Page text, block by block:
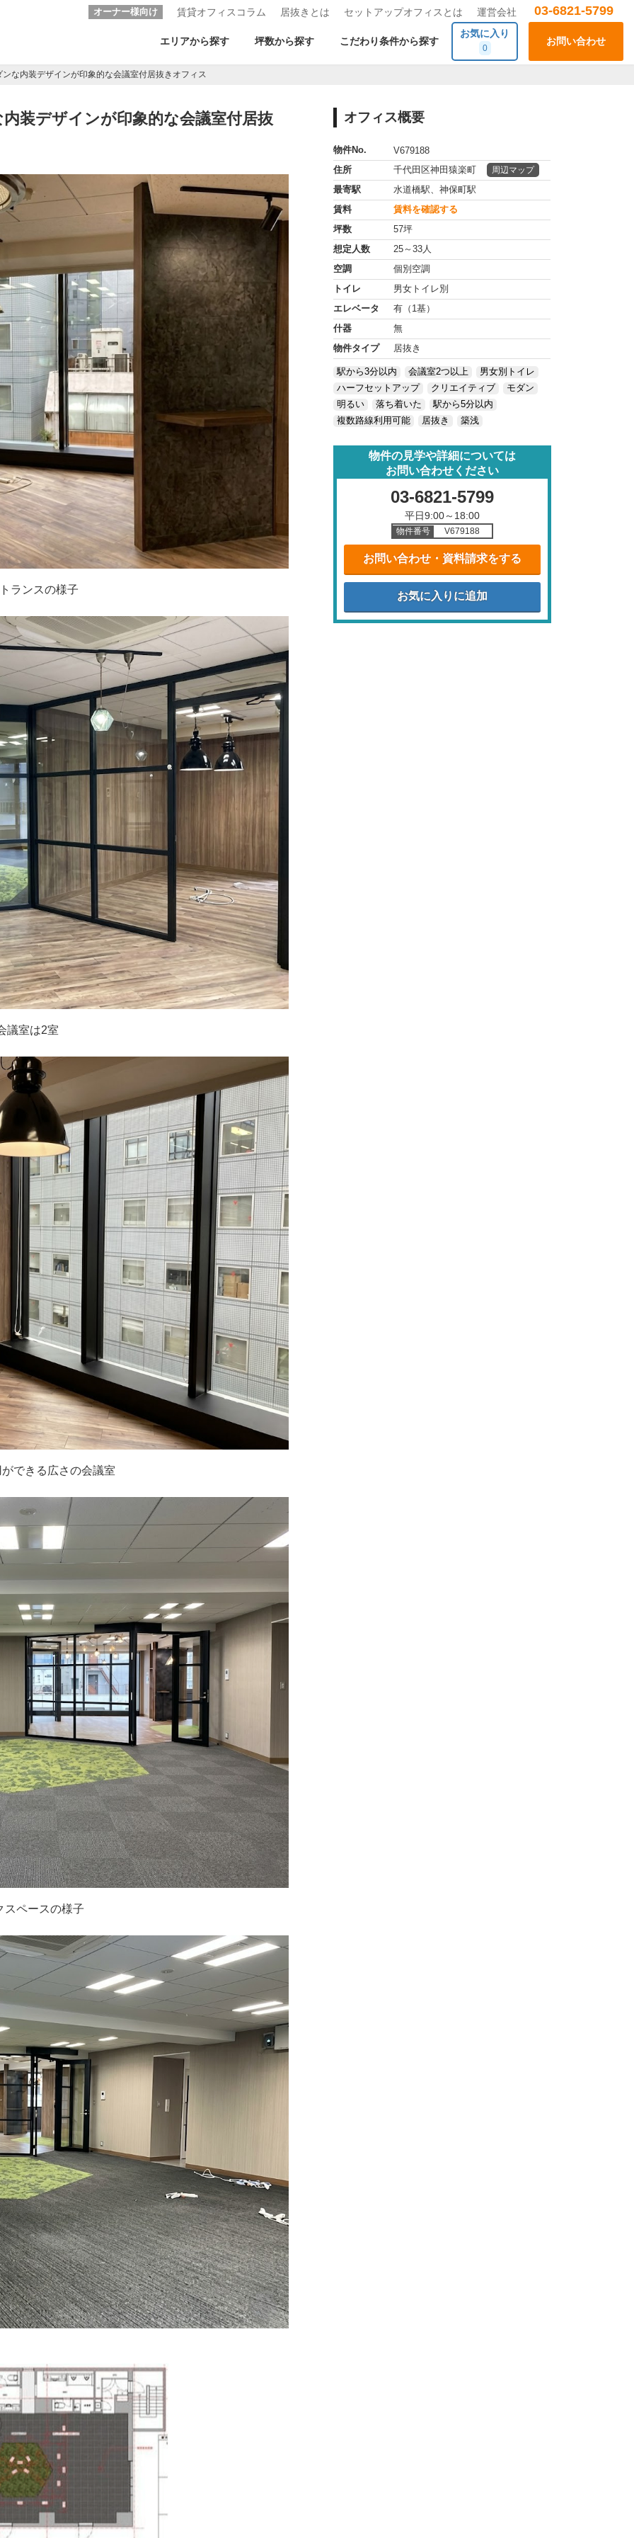
オーナー様向け 賃貸オフィスコラム 居抜きとは セットアップオフィスとは 運営会社 03-6821-5799
エリアから探す 坪数から探す こだわり条件から探す
お気に入り
0
お問い合わせ
な内装デザインが印象的な会議室付居抜きオフィス
装デザインが印象的な会議室付居抜
ランスの様子
議室は2室
できる広さの会議室
スペースの様子
オフィス概要
物件No.
V679188
住所
千代田区神田猿楽町 周辺マップ
最寄駅
水道橋駅、神保町駅
賃料
賃料を確認する
坪数
57坪
想定人数
25～33人
空調
個別空調
トイレ
男女トイレ別
エレベータ
有（1基）
什器
無
物件タイプ
居抜き
駅から3分以内 会議室2つ以上
男女別トイレ
ハーフセットアップ
クリエイティブ
モダン
明るい
落ち着いた
駅から5分以内
複数路線利用可能
居抜き 築浅
物件の見学や詳細については
お問い合わせください
03-6821-5799
平日9:00～18:00
物件番号 V679188
お問い合わせ・資料請求をする